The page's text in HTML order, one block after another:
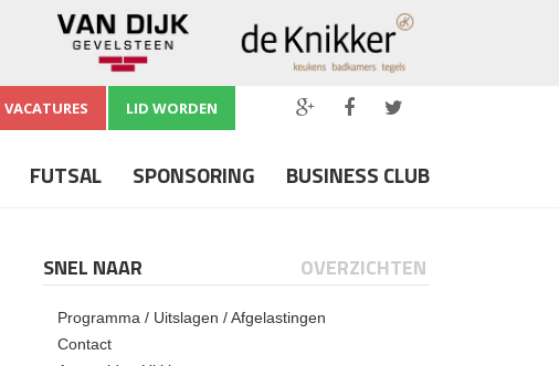
VACATURES LID WORDEN
FUTSAL SPONSORING BUSINESS CLUB
SNEL NAAR OVERZICHTEN
Programma / Uitslagen / Afgelastingen
Contact